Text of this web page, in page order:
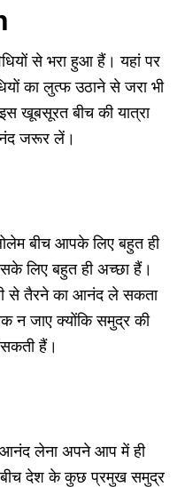
से भरा हुआ हैं। यहां पर
का लुत्फ उठाने से जरा भी
खूबसूरत बीच की यात्रा
जरूर लें।
बीच आपके लिए बहुत ही
लिए बहुत ही अच्छा हैं।
से तैरने का आनंद ले सकता
न जाए क्योंकि समुद्र की
हैं।
आनंद लेना अपने आप में ही
देश के कुछ प्रमुख समुद्र